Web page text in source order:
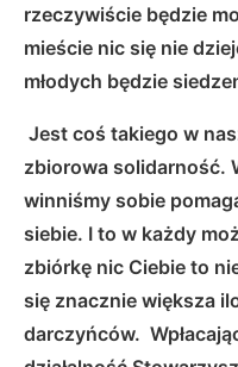
rzeczywiście będzie
mieście nic się nie
młodych będzie
Jest coś takiego w
zbiorowa solidarność.
winniśmy sobie
siebie. I to w każdy
zbiórkę nic Ciebie to
się znacznie większa
darczyńców.